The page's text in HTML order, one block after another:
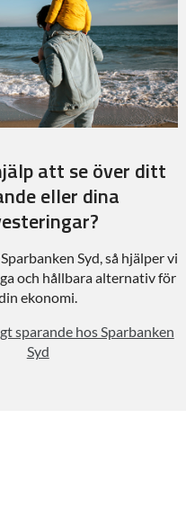
att se över ditt
eller dina
Syd, så hjälper vi
och hållbara alternativ för
ekonomi.
sparande hos Sparbanken
Syd